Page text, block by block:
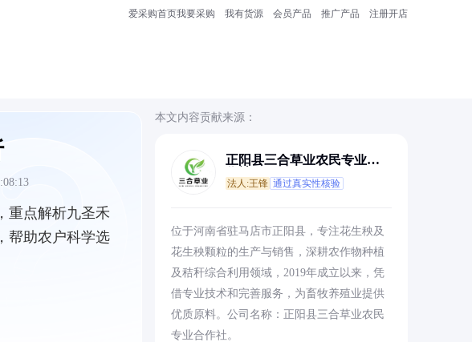
爱采购首页我要采购 我有货源 会员产品 推广产品 注册开店
重点解析九圣禾
帮助农户科学选
本文内容贡献来源：
正阳县三合草业农民专业合
法人:王锋 通过真实性核验
位于河南省驻马店市正阳县，专注花生秧及
花生秧颗粒的生产与销售，深耕农作物种植
及秸秆综合利用领域，2019年成立以来，凭
借专业技术和完善服务，为畜牧养殖业提供
优质原料。公司名称：正阳县三合草业农民
专业合作社。